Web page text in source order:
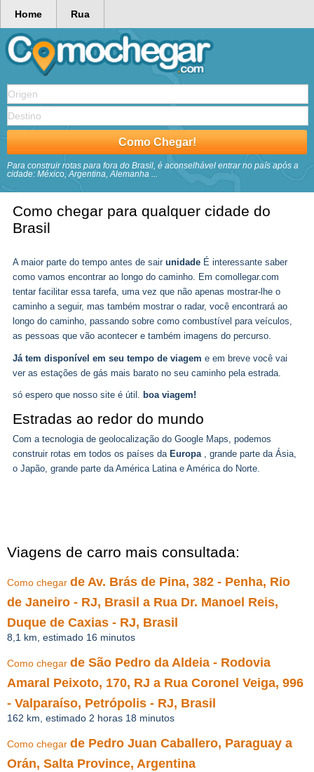
Para construir rotas para fora do Brasil, é aconselhável entrar no país após a
cidade: México, Argentina, Alemanha ...
Home Rua
Como chegar para qualquer cidade do
Brasil
A maior parte do tempo antes de sair unidade É interessante saber
como vamos encontrar ao longo do caminho. Em comollegar.com
tentar facilitar essa tarefa, uma vez que não apenas mostrar-lhe o
caminho a seguir, mas também mostrar o radar, você encontrará ao
longo do caminho, passando sobre como combustível para veículos,
as pessoas que vão acontecer e também imagens do percurso.
Já tem disponível em seu tempo de viagem e em breve você vai
ver as estações de gás mais barato no seu caminho pela estrada.
só espero que nosso site é útil. boa viagem!
Estradas ao redor do mundo
Com a tecnologia de geolocalização do Google Maps, podemos
construir rotas em todos os países da Europa
, grande parte da Ásia,
o Japão, grande parte da América Latina e América do Norte.
Viagens de carro mais consultada:
Como chegar de Av. Brás de Pina, 382 - Penha, Rio
de Janeiro - RJ, Brasil a Rua Dr. Manoel Reis,
Duque de Caxias - RJ, Brasil
8,1 km, estimado 16 minutos
Como chegar de São Pedro da Aldeia - Rodovia
Amaral Peixoto, 170, RJ a Rua Coronel Veiga, 996
- Valparaíso, Petrópolis - RJ, Brasil
162 km, estimado 2 horas 18 minutos
Como chegar de Pedro Juan Caballero, Paraguay a
Orán, Salta Province, Argentina